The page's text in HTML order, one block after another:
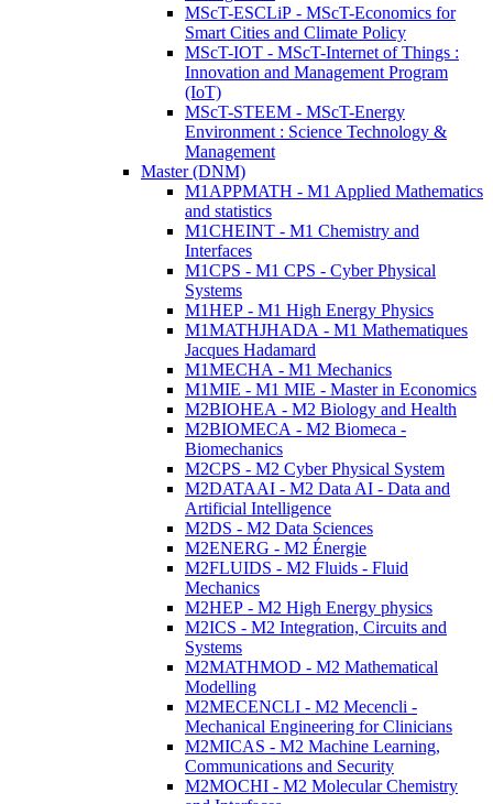
MScT-ESCLiP - MScT-Economics for
Smart Cities and Climate Policy
MScT-IOT - MScT-Internet of Things :
Innovation and Management Program
(IoT)
MScT-STEEM - MScT-Energy
Environment : Science Technology &
Management
Master (DNM)
M1APPMATH - M1 Applied Mathematics
and statistics
M1CHEINT - M1 Chemistry and
Interfaces
M1CPS - M1 CPS - Cyber Physical
Systems
M1HEP - M1 High Energy Physics
M1MATHJHADA - M1 Mathematiques
Jacques Hadamard
M1MECHA - M1 Mechanics
M1MIE - M1 MIE - Master in Economics
M2BIOHEA - M2 Biology and Health
M2BIOMECA - M2 Biomeca -
Biomechanics
M2CPS - M2 Cyber Physical System
M2DATAAI - M2 Data AI - Data and
Artificial Intelligence
M2DS - M2 Data Sciences
M2ENERG - M2 Énergie
M2FLUIDS - M2 Fluids - Fluid
Mechanics
M2HEP - M2 High Energy physics
M2ICS - M2 Integration, Circuits and
Systems
M2MATHMOD - M2 Mathematical
Modelling
M2MECENCLI - M2 Mecencli -
Mechanical Engineering for Clinicians
M2MICAS - M2 Machine Learning,
Communications and Security
M2MOCHI - M2 Molecular Chemistry